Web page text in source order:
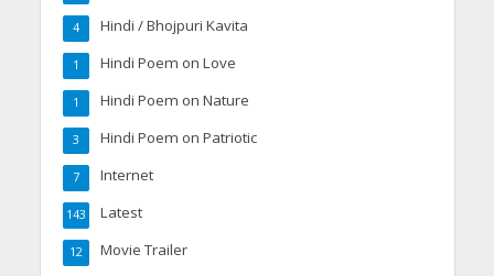
Hindi / Bhojpuri Kavita
4
Hindi Poem on Love
1
Hindi Poem on Nature
1
Hindi Poem on Patriotic
3
Internet
7
Latest
143
Movie Trailer
12